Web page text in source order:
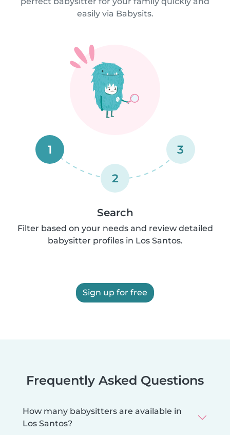
easily via Babysits.
1
2
3
Search
Filter based on your needs and review detailed
babysitter profiles in Los Santos.
Sign up for free
Frequently Asked Questions
How many babysitters are available in
Los Santos?